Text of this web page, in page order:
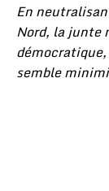
En
Nord, la junte
semble